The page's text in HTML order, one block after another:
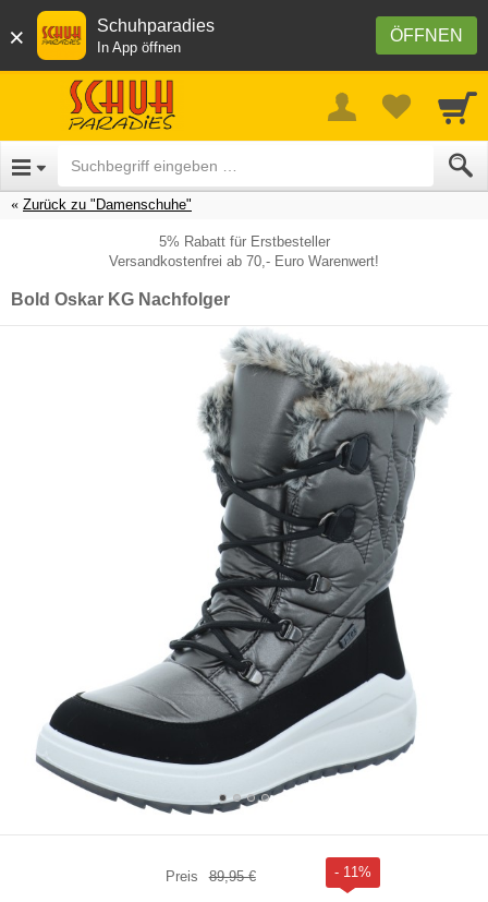
× ÖFFNEN
Schuhparadies
In App öffnen
Zurück zu "Damenschuhe"
5% Rabatt für Erstbesteller
Versandkostenfrei ab 70,- Euro Warenwert!
Bold Oskar KG Nachfolger
Preis 89,95 € - 11%